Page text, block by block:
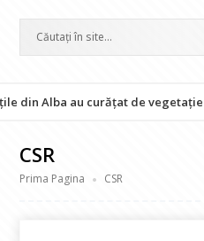
Alba au curățat de vegetație
CSR
Prima Pagina CSR